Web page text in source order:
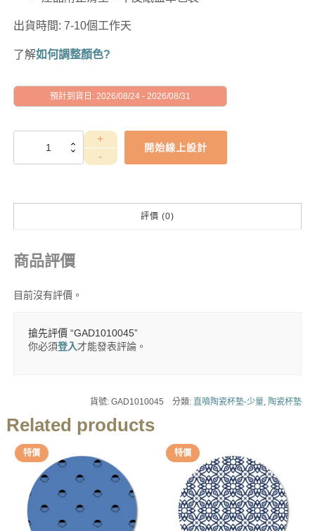
出貨時間: 7-10個工作天
了解如何調整顏色?
預計到貨日: 2026/08/24 - 2026/08/31
GAD1010045
開始線上設計
評價 (0)
商品評價
目前沒有評價。
搶先評價 “GAD1010045”
你必須登入才能發表評論。
貨號:GAD1010045 分類: 直噴陶瓷杯墊-少量 陶瓷杯墊
Related products
特價 特價